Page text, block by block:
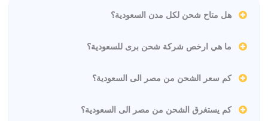
هل متاح شحن لكل مدن السعودية؟
ما هي ارخص شركة شحن برى للسعودية؟
كم سعر الشحن من مصر الى السعودية؟
كم يستغرق الشحن من مصر الى السعودية؟